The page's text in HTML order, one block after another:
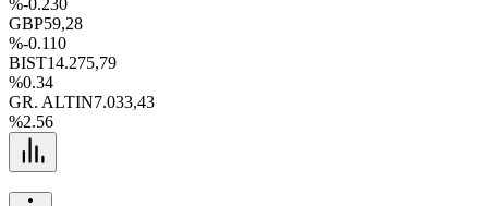
%-0.230
GBP59,28
%-0.110
BIST14.275,79
%0.34
GR. ALTIN7.033,43
%2.56